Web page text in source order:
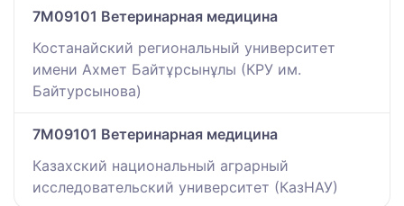
7M09101 Ветеринарная медицина
Костанайский региональный университет
имени Ахмет Байтұрсынұлы (КРУ им.
Байтурсынова)
7M09101 Ветеринарная медицина
Казахский национальный аграрный
исследовательский университет (КазНАУ)